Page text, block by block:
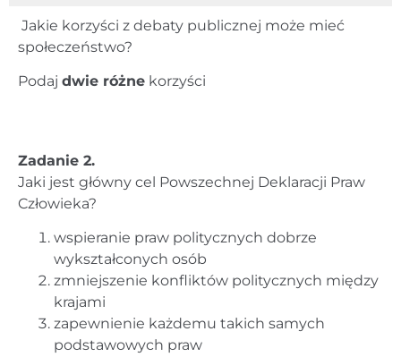
Jakie korzyści z debaty publicznej może mieć
społeczeństwo?
Podaj dwie różne korzyści
Zadanie 2.
Jaki jest główny cel Powszechnej Deklaracji Praw
Człowieka?
wspieranie praw politycznych dobrze
wykształconych osób
zmniejszenie konfliktów politycznych między
krajami
zapewnienie każdemu takich samych
podstawowych praw